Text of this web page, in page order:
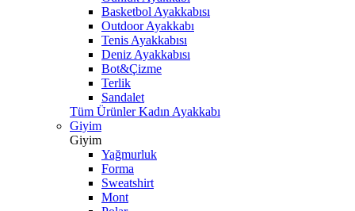
Basketbol Ayakkabısı
Outdoor Ayakkabı
Tenis Ayakkabısı
Deniz Ayakkabısı
Bot&Çizme
Terlik
Sandalet
Tüm Ürünler Kadın Ayakkabı
Giyim
Giyim
Yağmurluk
Forma
Sweatshirt
Mont